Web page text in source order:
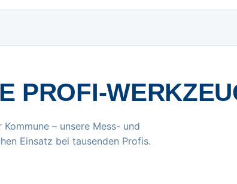
PROFI-
– unsere Mess- und
Einsatz bei tausenden Profis.